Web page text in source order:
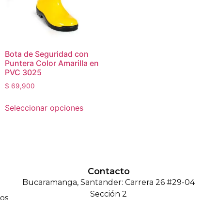
Bota de Seguridad con
Puntera Color Amarilla en
PVC 3025
$ 69,900
Seleccionar opciones
Contacto
Bucaramanga, Santander: Carrera 26 #29-04
Sección 2